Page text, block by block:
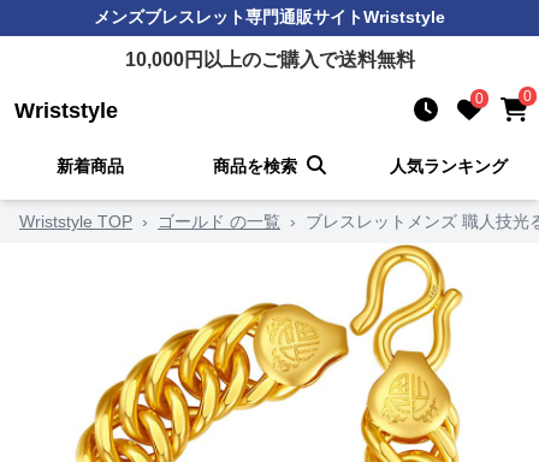
メンズブレスレット専門通販サイトWriststyle
10,000円以上のご購入で送料無料
Wriststyle 0 0
新着商品 商品を検索 人気ランキング
Wriststyle TOP › ゴールド の一覧 › ブレスレットメンズ 職人技光